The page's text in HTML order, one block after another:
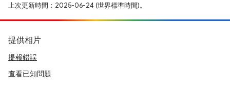
上次更新時間：2025-06-24 (世界標準時間)。
提供相片
提報錯誤
查看已知問題